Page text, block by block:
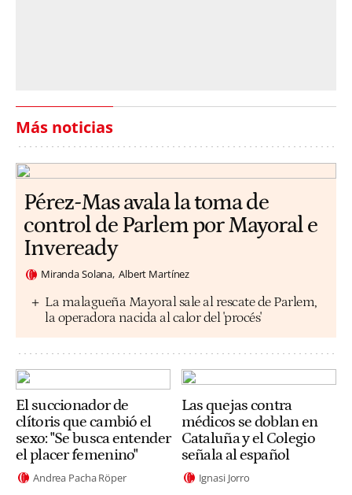
Más noticias
Pérez-Mas avala la toma de
control de Parlem por Mayoral e
Inveready
Miranda Solana Albert Martínez
La malagueña Mayoral sale al rescate de Parlem,
la operadora nacida al calor del 'procés'
El succionador de
clítoris que cambió el
sexo: "Se busca entender
el placer femenino"
Andrea Pacha Röper
Las quejas contra
médicos se doblan en
Cataluña y el Colegio
señala al español
Ignasi Jorro